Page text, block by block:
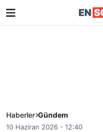
Haberler Gündem
10 Haziran 2026 - 12:40